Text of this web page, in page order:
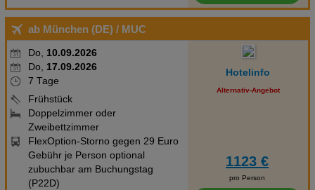
ab München (DE) / MUC
Do, 10.09.2026
Do, 17.09.2026
7 Tage
Frühstück
Doppelzimmer oder
Zweibettzimmer
FlexOption-Storno gegen 29 Euro
Gebühr je Person optional
zubuchbar am Buchungstag
(P22D)
Hotelinfo
Alternativ-Angebot
1123 €
pro Person